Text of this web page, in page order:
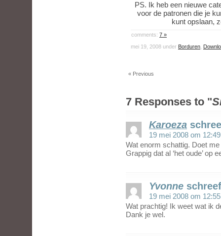
PS. Ik heb een nieuwe
voor de patronen die je
kunt opslaan,
comments: 7 »
mei 19, 2008 under Borduren
« Previous
7 Responses to "
Karoeza
19 mei 2008 om 12:49
Wat enorm schattig. Doet
Grappig dat al ‘het oude’ op
Yvonne
19 mei 2008 om 12:55
Wat prachtig! Ik weet wat ik
Dank je wel.